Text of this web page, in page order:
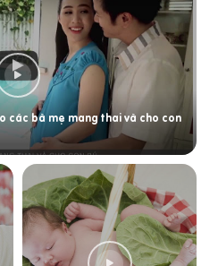
các bà mẹ mang thai và cho con